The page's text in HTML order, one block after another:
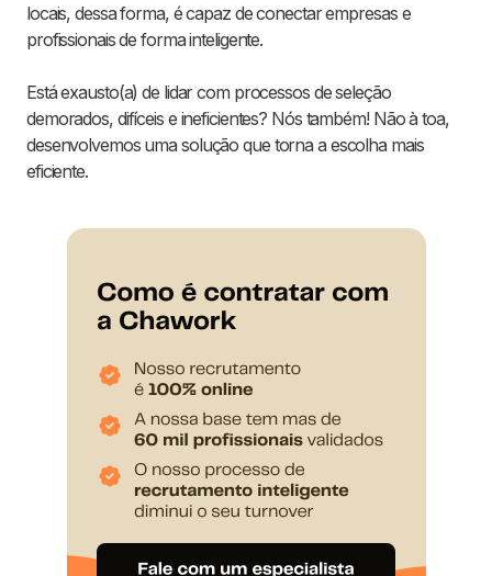
locais, dessa forma, é capaz de conectar empresas e
profissionais de forma inteligente.
Está exausto(a) de lidar com processos de seleção
demorados, difíceis e ineficientes? Nós também! Não à toa,
desenvolvemos uma solução que torna a escolha mais
eficiente.